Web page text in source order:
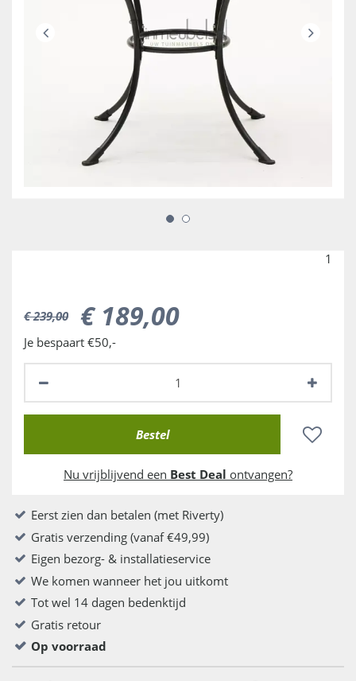
1
€ 239,00 € 189,00
Je bespaart €50,-
Nu vrijblijvend een Best Deal ontvangen?
Eerst zien dan betalen (met Riverty)
Gratis verzending (vanaf €49,99)
Eigen bezorg- & installatieservice
We komen wanneer het jou uitkomt
Tot wel 14 dagen bedenktijd
Gratis retour
Op voorraad